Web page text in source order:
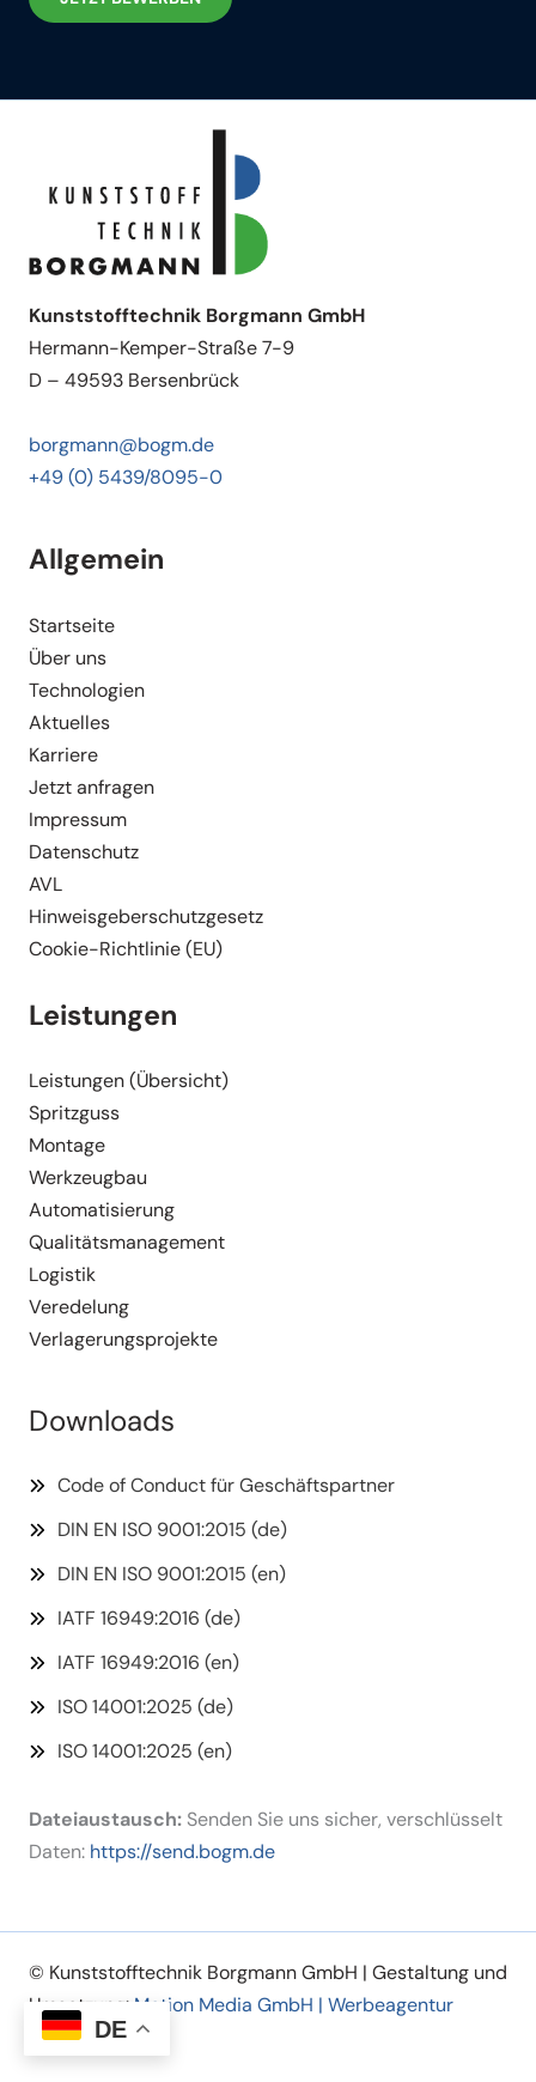
Kunststofftechnik Borgmann GmbH
Hermann-Kemper-Straße 7-9
D – 49593 Bersenbrück
borgmann@bogm.de
+49 (0) 5439/8095-0
Allgemein
Start­seite
Über uns
Techno­logien
Aktuelles
Karriere
Jetzt anfragen
Impressum
Daten­schutz
AVL
Hinweis­ge­ber­schutz­gesetz
Cookie-Richt­­linie (EU)
Leistungen
Leistungen (Übersicht)
Spritzguss
Montage
Werkzeugbau
Automa­ti­sierung
Quali­täts­ma­nagement
Logistik
Veredelung
Verla­ge­rungs­pro­jekte
Downloads
Code of Conduct für Geschäftspartner
DIN EN ISO 9001:2015 (de)
DIN EN ISO 9001:2015 (en)
IATF 16949:2016 (de)
IATF 16949:2016 (en)
ISO 14001:2025 (de)
ISO 14001:2025 (en)
Dateiaustausch: Senden Sie uns sicher, verschlüsselt
Daten: https://send.bogm.de
© Kunststofftechnik Borgmann GmbH | Gestaltung und
Umsetzung: Motion Media GmbH | Werbeagentur
Osnabrück
DE